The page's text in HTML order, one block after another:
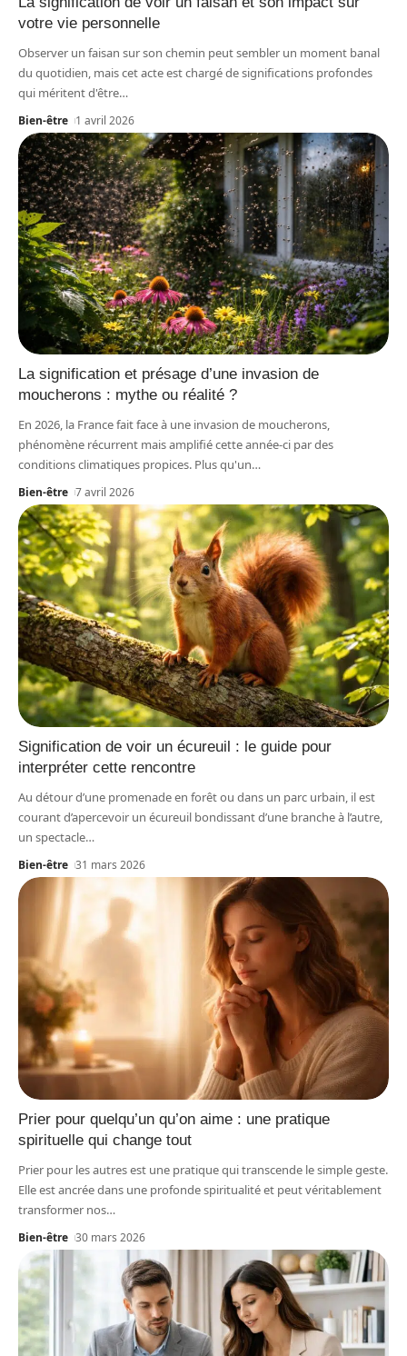
votre vie personnelle
Observer un faisan sur son chemin peut sembler un moment banal
du quotidien, mais cet acte est chargé de significations profondes
qui méritent d'être…
Bien-être 1 avril 2026
La signification et présage d’une invasion de
moucherons : mythe ou réalité ?
En 2026, la France fait face à une invasion de moucherons,
phénomène récurrent mais amplifié cette année-ci par des
conditions climatiques propices. Plus qu'un…
Bien-être 7 avril 2026
Signification de voir un écureuil : le guide pour
interpréter cette rencontre
Au détour d’une promenade en forêt ou dans un parc urbain, il est
courant d’apercevoir un écureuil bondissant d’une branche à l’autre,
un spectacle…
Bien-être 31 mars 2026
Prier pour quelqu’un qu’on aime : une pratique
spirituelle qui change tout
Prier pour les autres est une pratique qui transcende le simple geste.
Elle est ancrée dans une profonde spiritualité et peut véritablement
transformer nos…
Bien-être 30 mars 2026